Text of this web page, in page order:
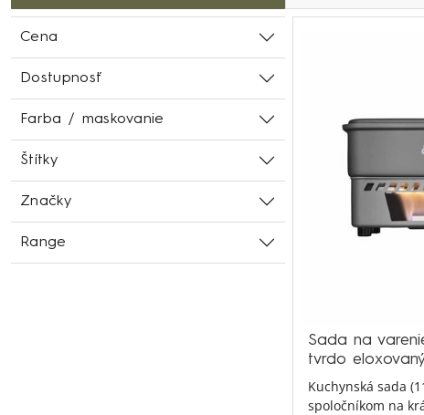
Cena
Dostupnosť
Farba / maskovanie
Štítky
Značky
Range
Sada na
tvrdo
Kuchynská sada
spoločníkom na